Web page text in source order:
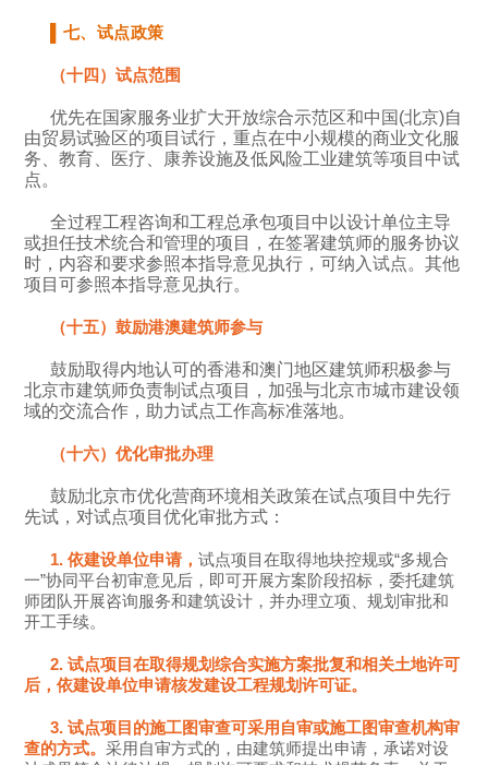
▌七、试点政策
（十四）试点范围
优先在国家服务业扩大开放综合示范区和中国(北京)自
由贸易试验区的项目试行，重点在中小规模的商业文化服
务、教育、医疗、康养设施及低风险工业建筑等项目中试
点。
全过程工程咨询和工程总承包项目中以设计单位主导
或担任技术统合和管理的项目，在签署建筑师的服务协议
时，内容和要求参照本指导意见执行，可纳入试点。其他
项目可参照本指导意见执行。
（十五）鼓励港澳建筑师参与
鼓励取得内地认可的香港和澳门地区建筑师积极参与
北京市建筑师负责制试点项目，加强与北京市城市建设领
域的交流合作，助力试点工作高标准落地。
（十六）优化审批办理
鼓励北京市优化营商环境相关政策在试点项目中先行
先试，对试点项目优化审批方式：
1. 依建设单位申请，试点项目在取得地块控规或“多规合
一”协同平台初审意见后，即可开展方案阶段招标，委托建筑
师团队开展咨询服务和建筑设计，并办理立项、规划审批和
开工手续。
2. 试点项目在取得规划综合实施方案批复和相关土地许可
后，依建设单位申请核发建设工程规划许可证。
3. 试点项目的施工图审查可采用自审或施工图审查机构审
查的方式。采用自审方式的，由建筑师提出申请，承诺对设